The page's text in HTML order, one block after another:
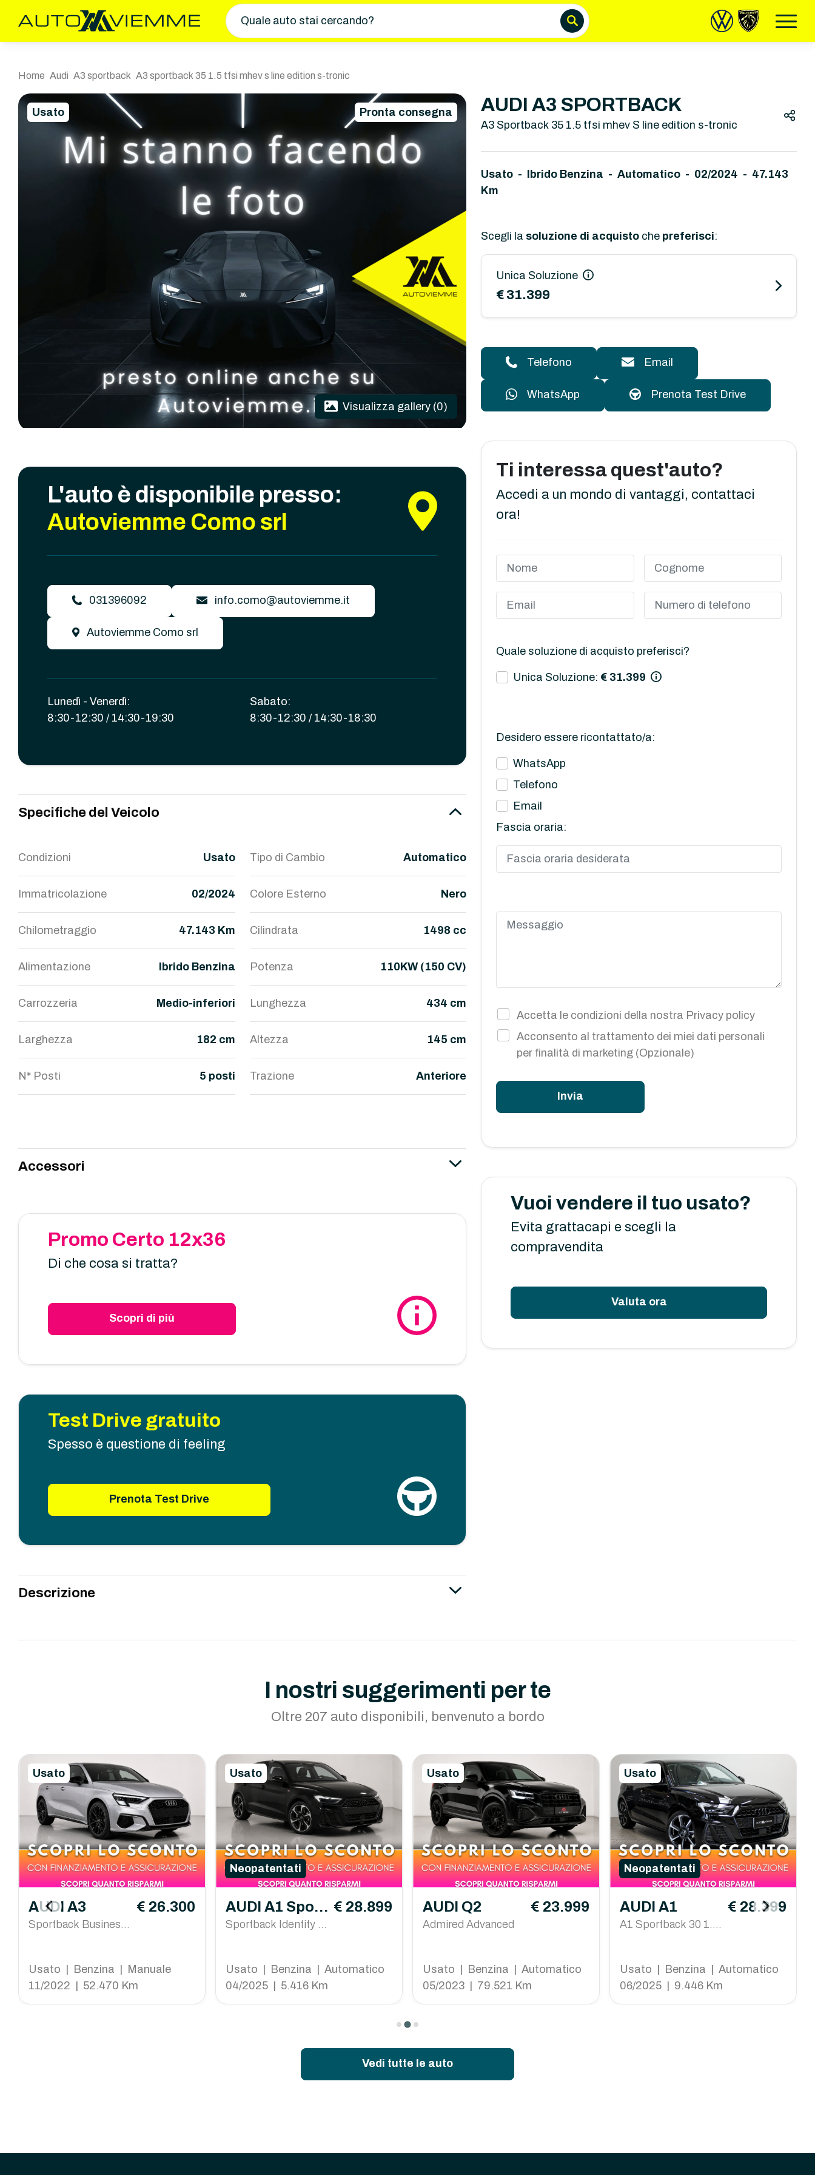
Quale auto stai cercando?
Home Audi A3 sportback A3 sportback 35 1.5 tfsi mhev s line edition s-tronic
Usato Pronta consegna
Visualizza gallery (0)
L'auto è disponibile presso:
Autoviemme Como srl
031396092 info.como@autoviemme.it
Autoviemme Como srl
Lunedì - Venerdì:
8:30-12:30 / 14:30-19:30
Sabato:
8:30-12:30 / 14:30-18:30
Specifiche del Veicolo
Condizioni Usato Tipo di Cambio Automatico
Immatricolazione 02/2024 Colore Esterno Nero
Chilometraggio 47.143 Km Cilindrata 1498 cc
Alimentazione Ibrido Benzina Potenza 110KW (150 CV)
Carrozzeria Medio-inferiori Lunghezza 434 cm
Larghezza 182 cm Altezza 145 cm
N* Posti 5 posti Trazione Anteriore
Accessori
Promo Certo 12x36
Di che cosa si tratta?
Scopri di più
Test Drive gratuito
Spesso è questione di feeling
Prenota Test Drive
Descrizione
AUDI A3 SPORTBACK
A3 Sportback 35 1.5 tfsi mhev S line edition s-tronic
Usato - Ibrido Benzina - Automatico - 02/2024 - 47.143
Km
Scegli la soluzione di acquisto che preferisci:
Unica Soluzione
€ 31.399
Telefono Email
WhatsApp Prenota Test Drive
Ti interessa quest'auto?
Accedi a un mondo di vantaggi, contattaci
ora!
Quale soluzione di acquisto preferisci?
Unica Soluzione: € 31.399
Desidero essere ricontattato/a:
WhatsApp
Telefono
Email
Fascia oraria:
Accetta le condizioni della nostra Privacy policy
Acconsento al trattamento dei miei dati personali
per finalità di marketing (Opzionale)
Invia
Vuoi vendere il tuo usato?
Evita grattacapi e scegli la
compravendita
Valuta ora
I nostri suggerimenti per te
Oltre 207 auto disponibili, benvenuto a bordo
Usato
AUDI A3
Sportback Business
€ 26.300
Usato | Benzina | Manuale
11/2022 | 52.470 Km
Usato
Neopatentati
AUDI A1 Sport
back
Sportback Identity Bl
€ 28.899
Usato | Benzina | Automatico
04/2025 | 5.416 Km
Usato
AUDI Q2
Admired Advanced
€ 23.999
Usato | Benzina | Automatico
05/2023 | 79.521 Km
Usato
Neopatentati
AUDI A1
A1 Sportback 30 1.0
€ 28.399
Usato | Benzina | Automatico
06/2025 | 9.446 Km
Vedi tutte le auto